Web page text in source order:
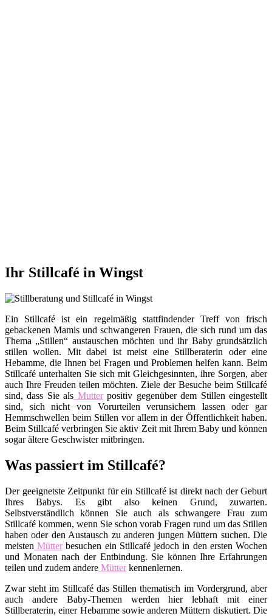
Ihr Stillcafé in Wingst
Ein Stillcafé ist ein regelmäßig stattfindender Treff von frisch
gebackenen Mamis und schwangeren Frauen, die sich rund um das
Thema „Stillen“ austauschen möchten und ihr Baby grundsätzlich
stillen wollen. Mit dabei ist meist eine Stillberaterin oder eine
Hebamme, die Ihnen bei Fragen und Problemen helfen kann. Beim
Stillcafé unterhalten Sie sich mit Gleichgesinnten, ihre Sorgen, aber
auch Ihre Freuden teilen möchten. Ziele der Besuche beim Stillcafé
sind, dass Sie als Mutterpositiv gegenüber dem Stillen eingestellt
sind, sich nicht von Vorurteilen verunsichern lassen oder gar
Hemmschwellen beim Stillen vor allem in der Öffentlichkeit haben.
Beim Stillcafé verbringen Sie aktiv Zeit mit Ihrem Baby und können
sogar ältere Geschwister mitbringen.
Was passiert im Stillcafé?
Der geeignetste Zeitpunkt für ein Stillcafé ist direkt nach der Geburt
Ihres Babys. Es gibt also keinen Grund, zuwarten.
Selbstverständlich können Sie auch als schwangere Frau zum
Stillcafé kommen, wenn Sie schon vorab Fragen rund um das Stillen
haben oder den Austausch zu anderen jungen Müttern suchen. Die
meisten Mütterbesuchen ein Stillcafé jedoch in den ersten Wochen
und Monaten nach der Entbindung. Sie können Ihre Erfahrungen
teilen und zudem andere Mütterkennenlernen.
Zwar steht im Stillcafé das Stillen thematisch im Vordergrund, aber
auch andere Baby-Themen werden hier lebhaft mit einer
Stillberaterin, einer Hebamme sowie anderen Müttern diskutiert. Die